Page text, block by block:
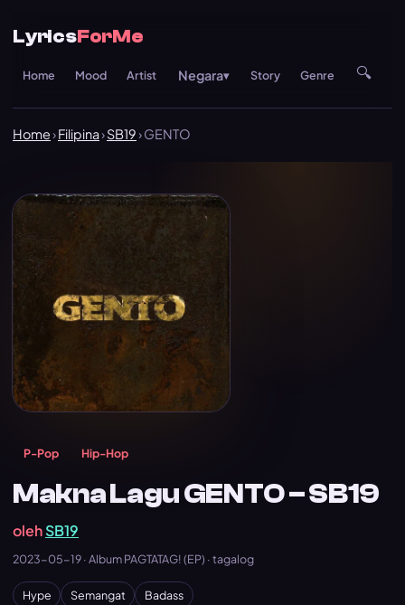
LyricsForMe
Home Mood Artist Negara▾ Story Genre 🔍
Home›Filipina›SB19› GENTO
P-Pop Hip-Hop
Makna Lagu GENTO – SB19
olehSB19
2023-05-19 · Album PAGTATAG! (EP) · tagalog
Hype Semangat Badass